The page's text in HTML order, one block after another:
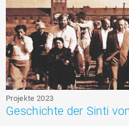
Projekte 2023
Geschichte der Sinti